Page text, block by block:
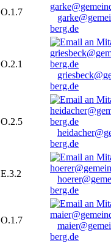
O.1.7
berg.de
O.2.1
berg.de
O.2.5
berg.de
E.3.2
berg.de
O.1.7
berg.de